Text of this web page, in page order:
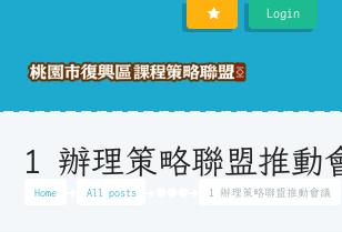
Login
Home All posts 1 辦理策略聯盟推動會議
1 辦理策略聯盟推動